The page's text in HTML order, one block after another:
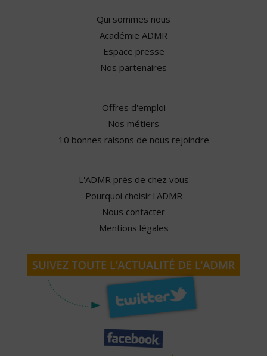
Qui sommes nous
Académie ADMR
Espace presse
Nos partenaires
Offres d'emploi
Nos métiers
10 bonnes raisons de nous rejoindre
L'ADMR près de chez vous
Pourquoi choisir l'ADMR
Nous contacter
Mentions légales